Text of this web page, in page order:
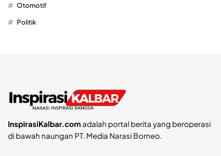
Otomotif
Politik
InspirasiKalbar.comadalah portal berita yang beroperasi
di bawah naungan PT. Media Narasi Borneo.